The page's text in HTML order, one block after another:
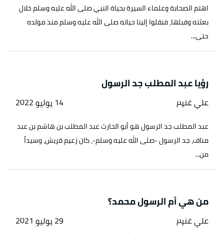
اهتم الصحابة وعلماء السيرة بحياة النبي صلى الله عليه وسلم خلال
بعثته وقبلها، فنقلوا إلينا حياته صلى الله عليه وسلم منذ مولده
حتى...
رؤيا عبد المطلب جد الرسول
علي غنيم 14 يوليو 2022
عبد المطلب جد الرسول هو أبو الحارث عبد المطلب بن هاشم بن عبد
مناف، جد الرسول -صلى الله عليه وسلم-، كان زعيم قريش، وسيداً
من...
من هي أم الرسول محمد؟
علي غنيم 29 يوليو 2021